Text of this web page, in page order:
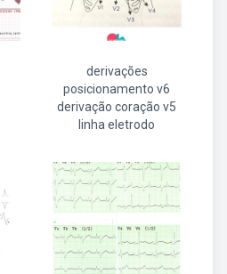
derivações
posicionamento v6
derivação coração v5
linha eletrodo